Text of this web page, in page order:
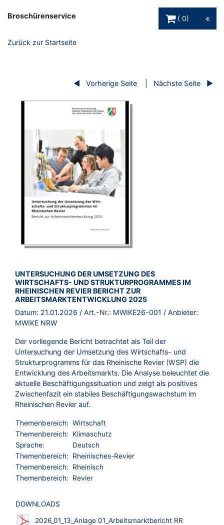
Broschürenservice
0
Zurück zur Startseite
Vorherige Seite Nächste Seite
BROSCHÜRE:
UNTERSUCHUNG DER UMSETZUNG DES
WIRTSCHAFTS- UND STRUKTURPROGRAMMES IM
RHEINISCHEN REVIER BERICHT ZUR
ARBEITSMARKTENTWICKLUNG 2025
Datum: 21.01.2026 / Art.-Nr.: MWIKE26-001 / Anbieter:
MWIKE NRW
Der vorliegende Bericht betrachtet als Teil der
Untersuchung der Umsetzung des Wirtschafts- und
Strukturprogramms für das Rheinische Revier (WSP) die
Entwicklung des Arbeitsmarkts. Die Analyse beleuchtet die
aktuelle Beschäftigungssituation und zeigt als positives
Zwischenfazit ein stabiles Beschäftigungswachstum im
Rheinischen Revier auf.
Themenbereich: Wirtschaft
Themenbereich:
Klimaschutz
Sprache:
Deutsch
Themenbereich:
Rheinisches-Revier
Themenbereich:
Rheinisch
Themenbereich:
Revier
DOWNLOADS
2026_01_13_Anlage 01_Arbeitsmarktbericht RR